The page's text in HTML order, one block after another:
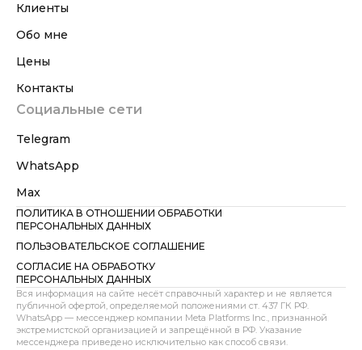
Клиенты
Обо мне
Цены
Контакты
Социальные сети
Telegram
WhatsApp
Max
ПОЛИТИКА В ОТНОШЕНИИ ОБРАБОТКИ
ПЕРСОНАЛЬНЫХ ДАННЫХ
ПОЛЬЗОВАТЕЛЬСКОЕ СОГЛАШЕНИЕ
СОГЛАСИЕ НА ОБРАБОТКУ
ПЕРСОНАЛЬНЫХ ДАННЫХ
Вся информация на сайте несёт справочный характер и не является
публичной офертой, определяемой положениями ст. 437 ГК РФ.
WhatsApp — мессенджер компании Meta Platforms Inc., признанной
экстремистской организацией и запрещённой в РФ. Указание
мессенджера приведено исключительно как способ связи.